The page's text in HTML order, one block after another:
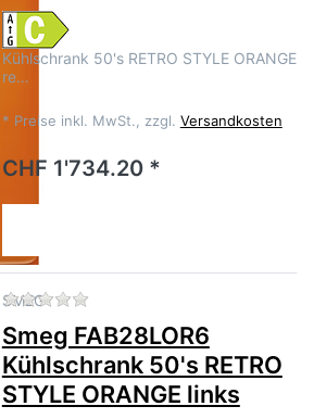
Kühlschrank 50's RETRO STYLE ORANGE
re…
* Preise inkl. MwSt., zzgl. Versandkosten
CHF 1'734.20 *
SMEG Zu diesem Produkt liegen
Smeg FAB28LOR6
Kühlschrank 50's RETRO
STYLE ORANGE links